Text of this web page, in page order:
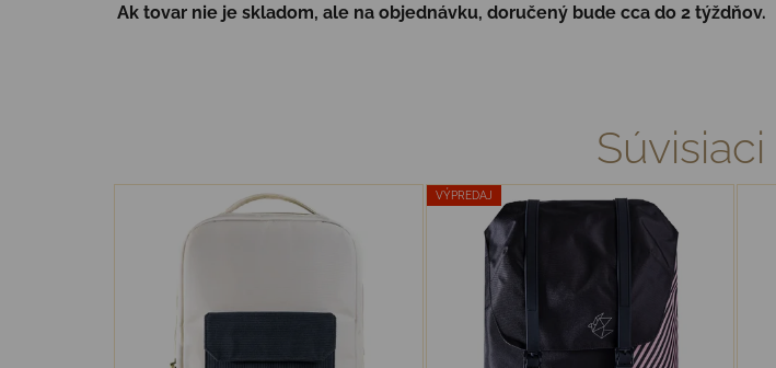
Ak tovar nie je skladom, ale na objednávku, doručený bude cca do 2 týždňov.
VÝPREDAJ